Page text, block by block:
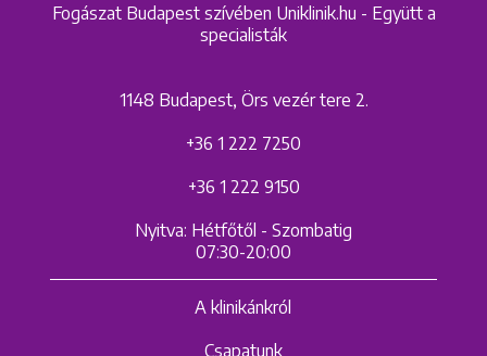
Fogászat Budapest szívében Uniklinik.hu - Együtt a
specialisták
1148 Budapest, Örs vezér tere 2.
+36 1 222 7250
+36 1 222 9150
Nyitva: Hétfőtől - Szombatig
07:30-20:00
A klinikánkról
Csapatunk